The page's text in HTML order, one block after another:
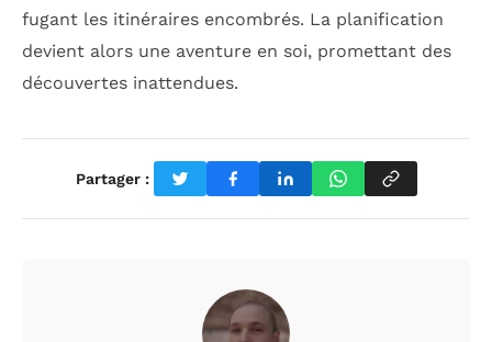
fugant les itinéraires encombrés. La planification
devient alors une aventure en soi, promettant des
découvertes inattendues.
Partager :